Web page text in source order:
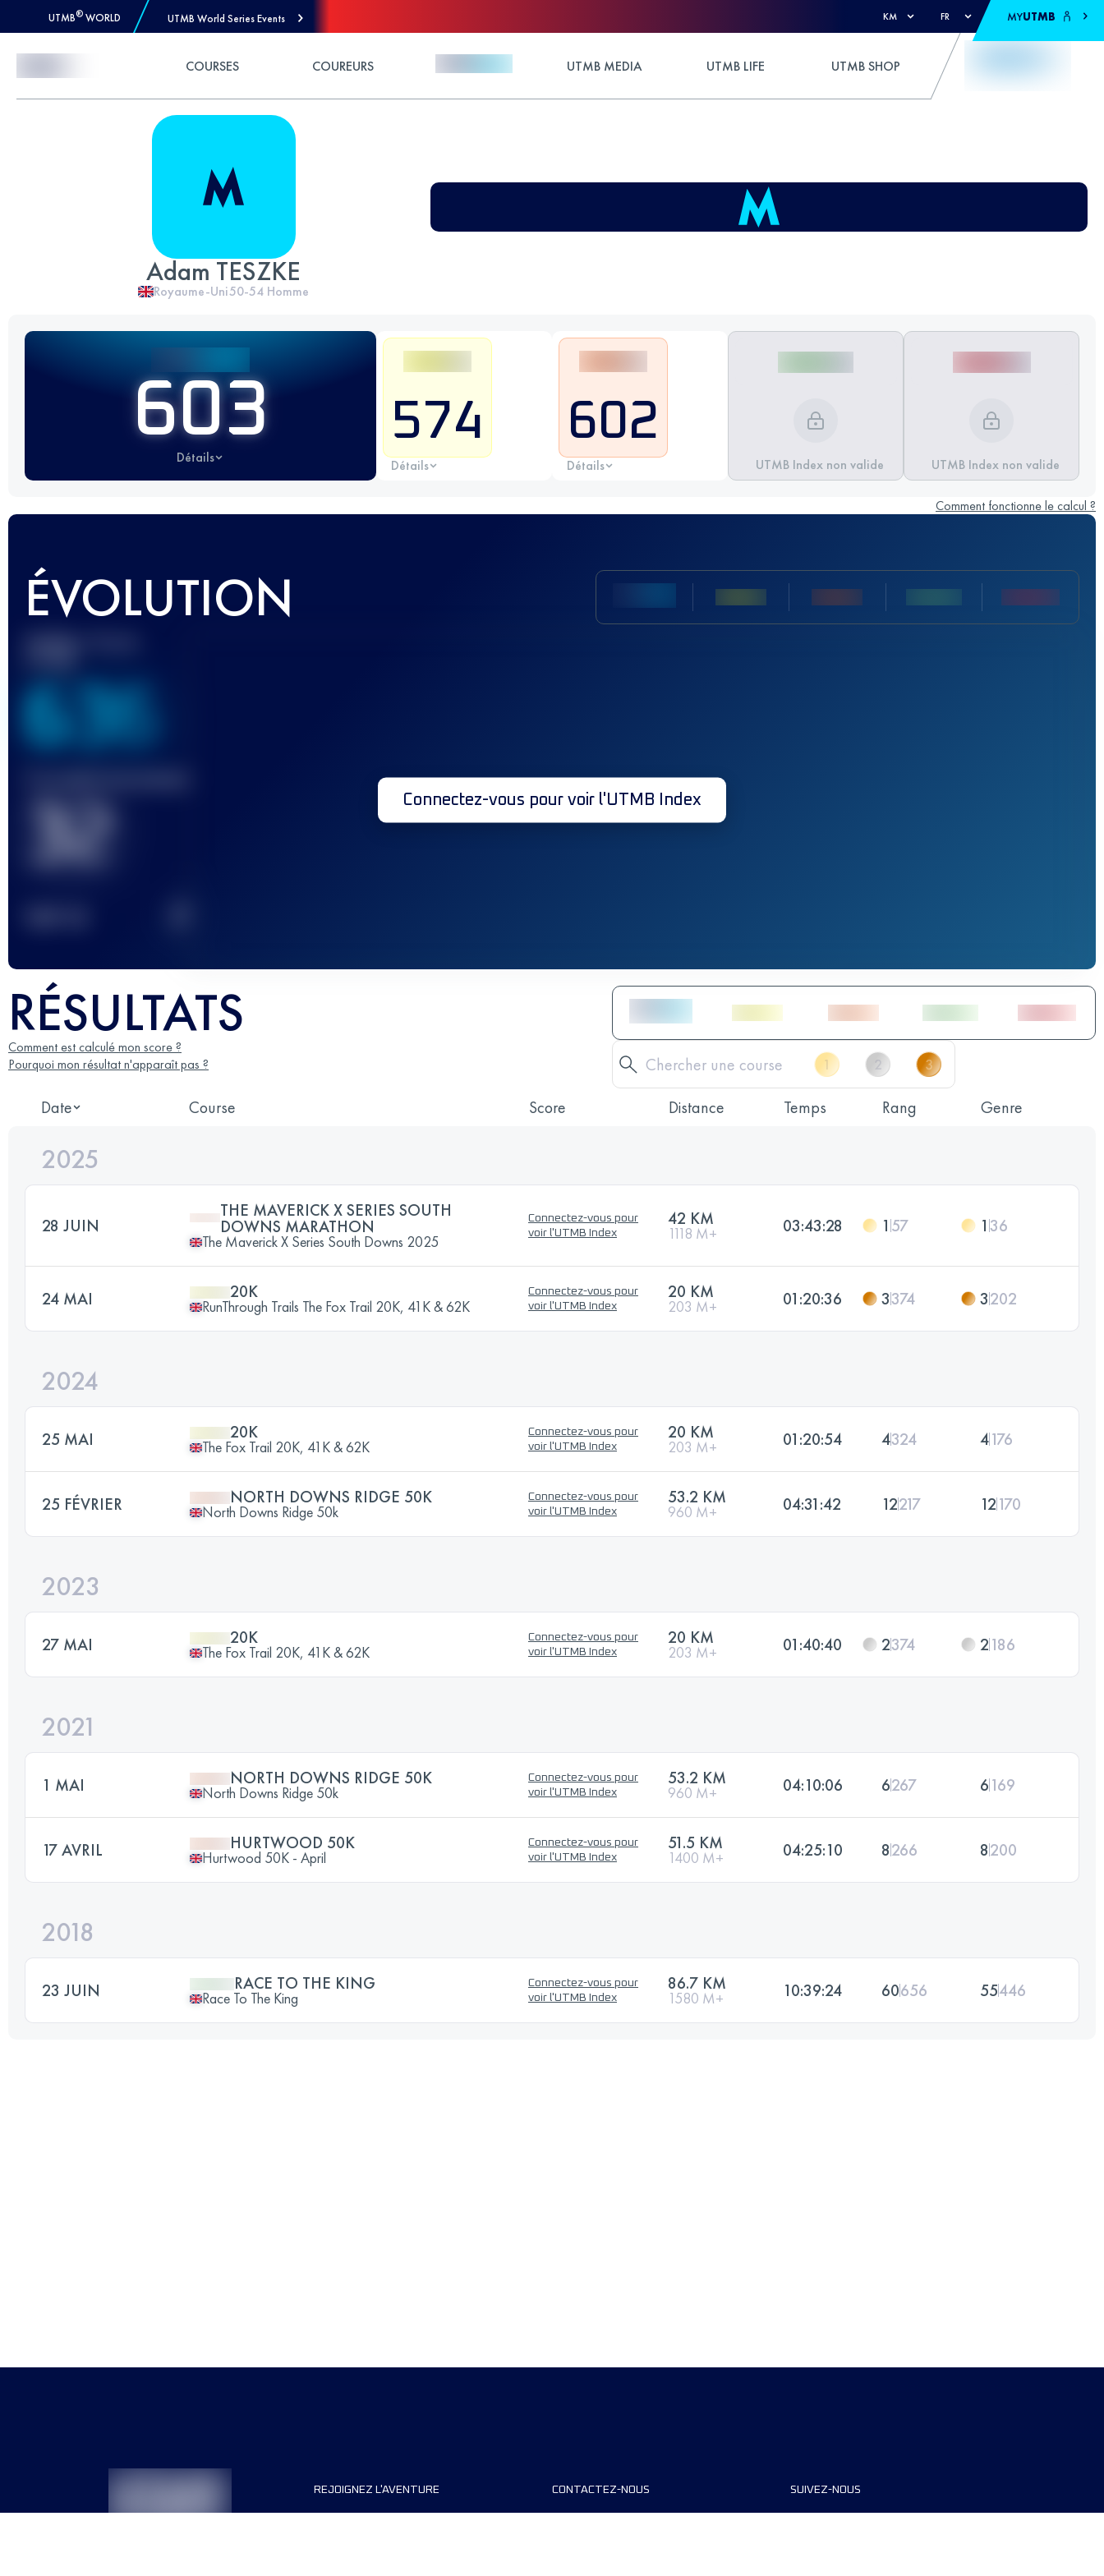
UTMB® WORLD UTMB World Series Events KM FR MYUTMB
COURSES COUREURS UTMB MEDIA UTMB LIFE UTMB SHOP
Adam TESZKE
Royaume-Uni50-54 Homme
603
Détails
574
Détails
602
Détails UTMB Index non valide UTMB Index non valide
Comment fonctionne le calcul ?
ÉVOLUTION
Meilleur Score
636
32 Connectez-vous pour voir l'UTMB Index
RÉSULTATS
Comment est calculé mon score ?
Pourquoi mon résultat n'apparaît pas ?
Date Course Score Distance Temps Rang Genre
2025
28 JUIN
THE MAVERICK X SERIES SOUTH
DOWNS MARATHON
The Maverick X Series South Downs 2025
Connectez-vous pour
voir l'UTMB Index
42 KM
1118 M+ 03:43:28 1 57 136
24 MAI 20K
RunThrough Trails The Fox Trail 20K, 41K & 62K
Connectez-vous pour
voir l'UTMB Index
20 KM
203 M+ 01:20:36 3374 3202
2024
25 MAI 20K
The Fox Trail 20K, 41K & 62K
Connectez-vous pour
voir l'UTMB Index
20 KM
203 M+ 01:20:54 4324 4176
25 FÉVRIER NORTH DOWNS RIDGE 50K
North Downs Ridge 50k
Connectez-vous pour
voir l'UTMB Index
53.2 KM
960 M+ 04:31:42 12217 12170
2023
27 MAI 20K
The Fox Trail 20K, 41K & 62K
Connectez-vous pour
voir l'UTMB Index
20 KM
203 M+ 01:40:40 2374 2186
2021
1 MAI NORTH DOWNS RIDGE 50K
North Downs Ridge 50k
Connectez-vous pour
voir l'UTMB Index
53.2 KM
960 M+ 04:10:06 6267 6169
17 AVRIL HURTWOOD 50K
Hurtwood 50K - April
Connectez-vous pour
voir l'UTMB Index
51.5 KM
1400 M+ 04:25:10 8266 8200
2018
23 JUIN RACE TO THE KING
Race To The King
Connectez-vous pour
voir l'UTMB Index
86.7 KM
1580 M+ 10:39:24 60656 55446
REJOIGNEZ L'AVENTURE CONTACTEZ-NOUS SUIVEZ-NOUS